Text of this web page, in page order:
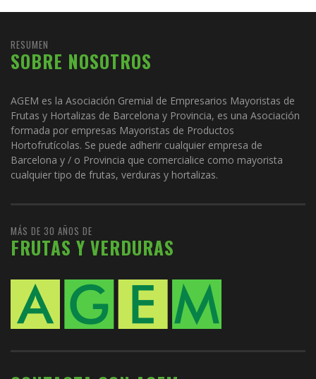
RESUMEN
SOBRE NOSOTROS
AGEM es la Asociación Gremial de Empresarios Mayoristas de
Frutas y Hortalizas de Barcelona y Provincia, es una Asociación
formada por empresas Mayoristas de Productos
Hortofrutícolas. Se puede adherir cualquier empresa de
Barcelona y / o Provincia que comercialice como mayorista
cualquier tipo de frutas, verduras y hortalizas.
MÁS DE 30 AÑOS DE
FRUTAS Y VERDURAS